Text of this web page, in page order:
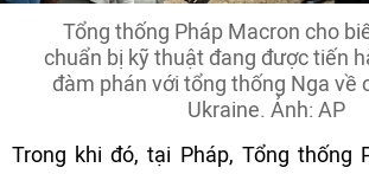
Tổng thống Pháp Macron cho
chuẩn bị kỹ thuật đang được tiến
đàm phán với tổng thống Nga về
Ukraine. Ảnh: AP
Trong khi đó, tại Pháp, Tổng thống